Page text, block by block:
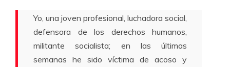
Yo, una joven profesional, luchadora social,
defensora de los derechos humanos,
militante socialista; en las últimas
semanas he sido víctima de acoso y